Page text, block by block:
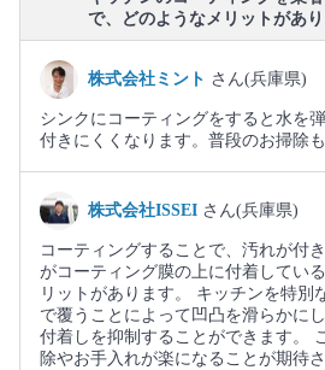
で、どのようなメリットがあ
株式会社ミント さん(兵庫県)
シンクにコーティングをすると水を
付きにくくなります。普段のお掃除
株式会社ISSEI さん(兵庫県)
コーティングすることで、汚れが付
がコーティング膜の上に付着してい
リットがあります。 キッチンを特別
で覆うことによって凹凸を滑らかに
付着しを抑制することができます。
除やお手入れが楽になることが期待さ